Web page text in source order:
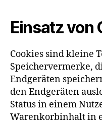
Einsatz von
Cookies sind kleine
Speichervermerke,
Endgeräten
den Endgeräten
Status in einem
Warenkorbinhalt in